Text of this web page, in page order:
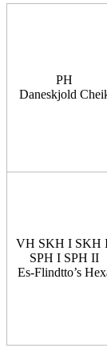
PH
Daneskjold
VH SKH I SKH
SPH I SPH II
Es-Flindtto’s